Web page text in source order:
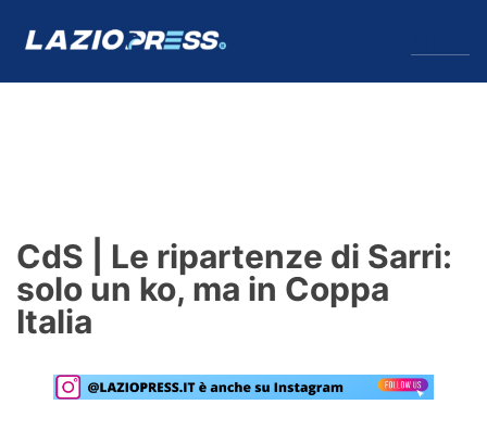
Formello
Infortuni
Primavera
CdS | Le ripartenze di Sarri:
solo un ko, ma in Coppa
Italia